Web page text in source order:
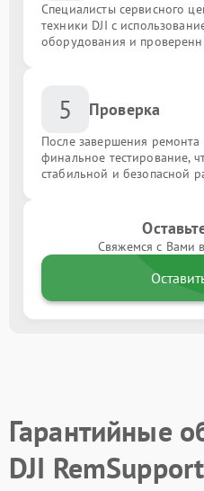
Специалисты сервисного
техники DJI с
оборудования и
5 Проверка
После завершения ремонта
финальное тестирование,
стабильной и безопасной
Свяжемся с Вами
Гарантийные
DJI RemSupport